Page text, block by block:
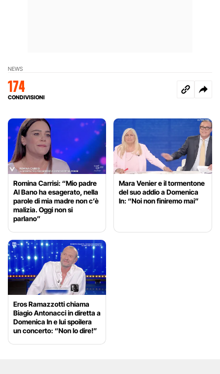
NEWS
174
CONDIVISIONI
Romina Carrisi: “Mio padre
Al Bano ha esagerato, nella
parole di mia madre non c’è
malizia. Oggi non si
parlano”
Mara Venier e il tormentone
del suo addio a Domenica
In: “Noi non finiremo mai”
Eros Ramazzotti chiama
Biagio Antonacci in diretta a
Domenica In e lui spoilera
un concerto: “Non lo dire!”